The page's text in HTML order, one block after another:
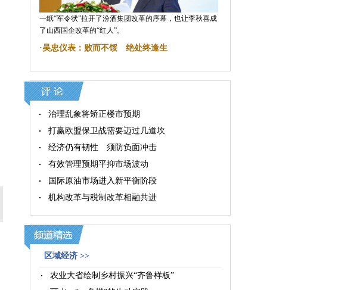
一纸“军令状”拉开了汾酒集团改革的序幕，也让李秋喜成
了山西国企改革的“红人”。
·吴忠仪表：败而不馁 绝处终逢生
治理乱象将矫正楼市预期
打赢欧盟保卫战需要迈过几道坎
经济仍有韧性 须防负面冲击
有效管理预期平抑市场波动
国际原油市场进入新平衡阶段
机构改革与税制改革相融共进
区域经济 >>
农业大省绘制乡村振兴“齐鲁样板”